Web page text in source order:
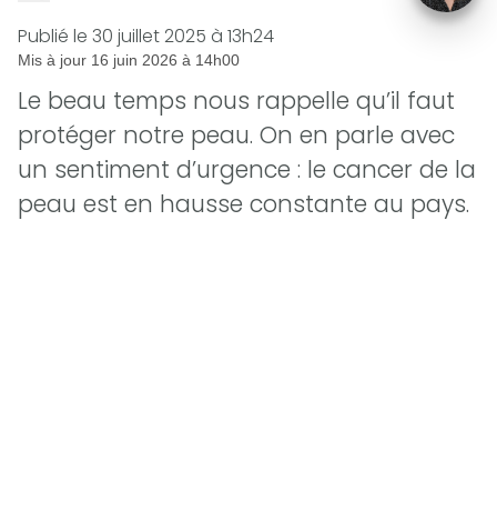
Publié le 30 juillet 2025 à 13h24
Mis à jour 16 juin 2026 à 14h00
Le beau temps nous rappelle qu’il faut
protéger notre peau. On en parle avec
un sentiment d’urgence : le cancer de la
peau est en hausse constante au pays.